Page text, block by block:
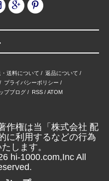
送料について / 返品について /
プライバシーポリシー /
プブログ / RSS / ATOM
作権は当「株式会社 配
に利用するなどの行為
します。
hi-1000.com,Inc All